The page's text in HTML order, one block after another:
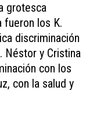
grotesca
fueron los K.
discriminación
Néstor y Cristina
con los
con la salud y